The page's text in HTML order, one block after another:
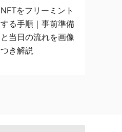
NFTをフリーミント
する手順｜事前準備
と当日の流れを画像
つき解説